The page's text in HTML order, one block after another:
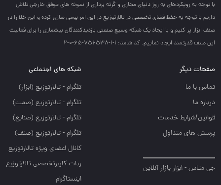
با توجه به رويكردهاي به روز دنياي مجازي و گرته برداري از نمونه هاي موفق خارجي تلاش
داريم با توجه به حفظ فضاي تخصصي در تالارتوزيع در اين امر بومي سازي كرده و اين خلا را در
صنف ابزار پر كنيم و با ايجاد يك شبكه وسيع صنعتي بازديدكنندگان بيشماري را براي فعاليت
اين صنف قدرتمند ايجاد نماييم. کد شامد: 1-1-756538-65-0-2
صفحات دیگر
تماس با ما
درباره ما
قوانین/شرایط خدمات
پرسش های متداول
جی متاس - ابزار بازار آنلاین
شبکه های اجتماعی
تلگرام - تالارتوزيع (ابزار)
تلگرام - تالارتوزيع (صمت)
تلگرام - تالارتوزيع (صنايع)
تلگرام - تالارتوزیع (صنف)
کانال اعضای ویژه تالارتوزیع
ربات کاربرتخصصی تالارتوزیع
اینستاگرام